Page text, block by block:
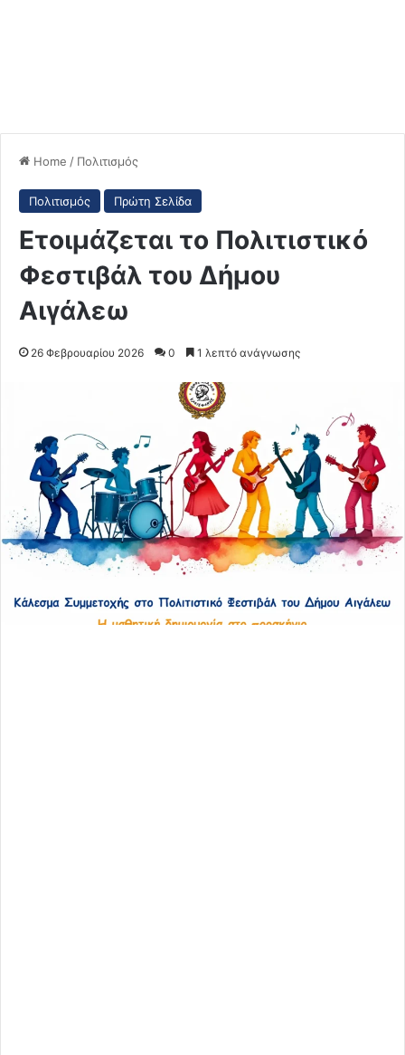
Home / Πολιτισμός
Πολιτισμός Πρώτη Σελίδα
Ετοιμάζεται το Πολιτιστικό
Φεστιβάλ του Δήμου
Αιγάλεω
26 Φεβρουαρίου 2026 0 1 λεπτό ανάγνωσης